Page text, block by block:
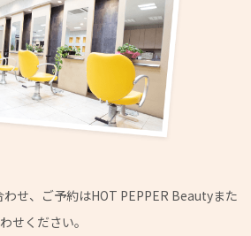
わせ、ご予約はHOT PEPPER Beautyまた
せください。